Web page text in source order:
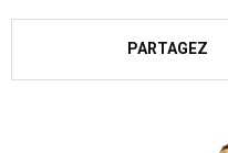
PARTAGEZ